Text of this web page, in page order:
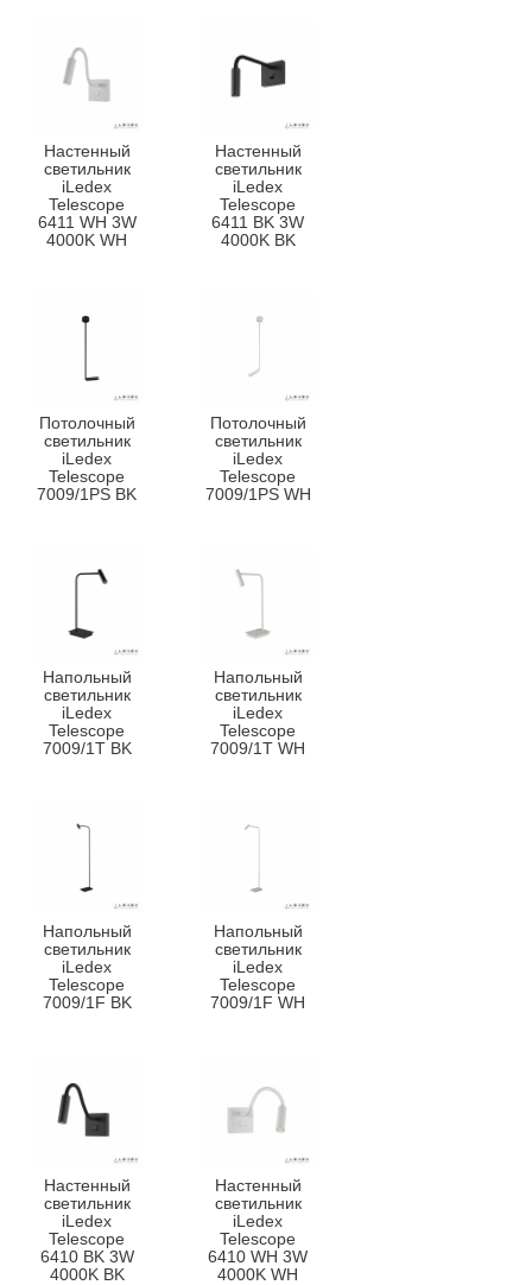
Настенный
светильник
iLedex
Telescope
6411 WH 3W
4000K WH
Настенный
светильник
iLedex
Telescope
6411 BK 3W
4000K BK
Потолочный
светильник
iLedex
Telescope
7009/1PS BK
Потолочный
светильник
iLedex
Telescope
7009/1PS WH
Напольный
светильник
iLedex
Telescope
7009/1T BK
Напольный
светильник
iLedex
Telescope
7009/1T WH
Напольный
светильник
iLedex
Telescope
7009/1F BK
Напольный
светильник
iLedex
Telescope
7009/1F WH
Настенный
светильник
iLedex
Telescope
6410 BK 3W
4000K BK
Настенный
светильник
iLedex
Telescope
6410 WH 3W
4000K WH